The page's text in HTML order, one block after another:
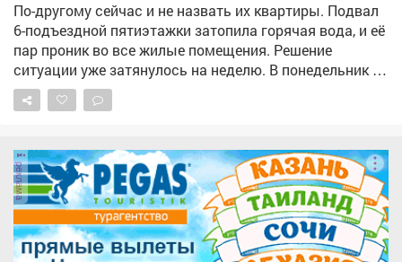
По-другому сейчас и не назвать их квартиры. Подвал
6-подъездной пятиэтажки затопила горячая вода, и её
пар проник во все жилые помещения. Решение
ситуации уже затянулось на неделю. В понедельник на
месте побывала наша съёмочная группа, выслушала
беспокойства жителей, а во вторник мы туда
выездном совещании жилищников и
коммунальщиков. #новости10канала
реклама